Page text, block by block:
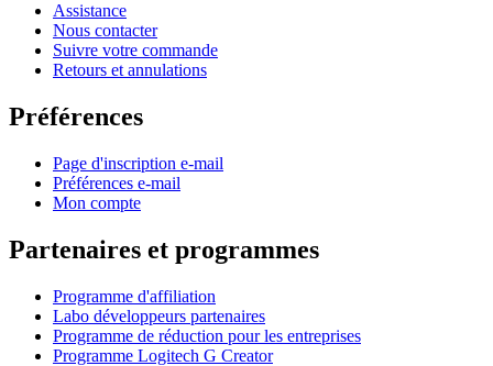
Assistance
Nous contacter
Suivre votre commande
Retours et annulations
Préférences
Page d'inscription e-mail
Préférences e-mail
Mon compte
Partenaires et programmes
Programme d'affiliation
Labo développeurs partenaires
Programme de réduction pour les entreprises
Programme Logitech G Creator